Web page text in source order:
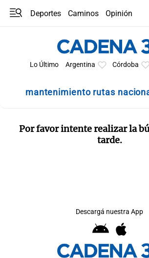
Deportes Caminos
Opinión
Lo Último Argentina Córdoba
mantenimiento rutas
Por favor intente realizar la
tarde.
Descargá nuestra App